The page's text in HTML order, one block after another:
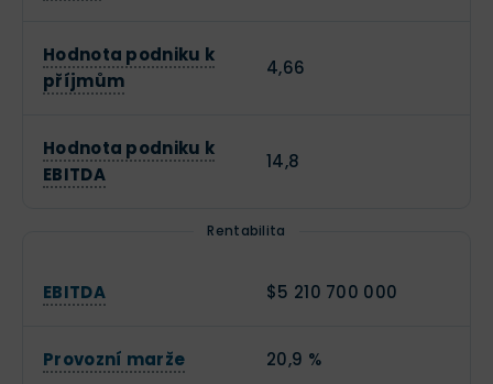
Hodnota podniku k
příjmům
4,66
Hodnota podniku k
EBITDA
14,8
Rentabilita
EBITDA $5 210 700 000
Provozní marže 20,9 %